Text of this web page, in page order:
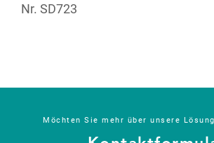
Nr. SD723
Möchten Sie mehr über unsere